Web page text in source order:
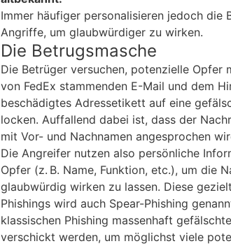
Immer häufiger personalisieren jedoch die
Angriffe, um glaubwürdiger zu wirken.
Die Betrugsmasche
Die Betrüger versuchen, potenzielle Opfer
von FedEx stammenden E-Mail und dem
beschädigtes Adressetikett auf eine
locken. Auffallend dabei ist, dass der
mit Vor- und Nachnamen angesprochen
Die Angreifer nutzen also persönliche
Opfer (z. B. Name, Funktion, etc.), um die
glaubwürdig wirken zu lassen. Diese
Phishings wird auch Spear-Phishing
klassischen Phishing massenhaft
verschickt werden, um möglichst viele